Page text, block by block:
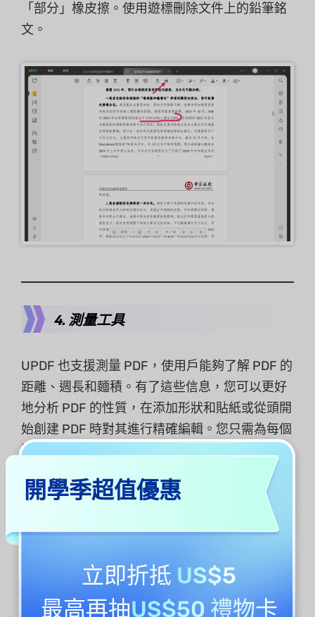
「部分」橡皮擦。使用遊標刪除文件上的鉛筆銘
文。
4. 測量工具
UPDF 也支援測量 PDF，使用戶能夠了解 PDF 的
距離、週長和麵積。有了這些信息，您可以更好
地分析 PDF 的性質，在添加形狀和貼紙或從頭開
始創建 PDF 時對其進行精確編輯。您只需為每個
潛在的 PDF 參數指派特定區域即可簡化編輯。
以下是使用 UPDF 測量 PDF 的方法：
導航至「註釋」選單，然後選擇頂部工具列上的
該圖示上以顯示以下選項：
開學季超值優惠
立即折抵 US$5
最高再抽US$50 禮物卡